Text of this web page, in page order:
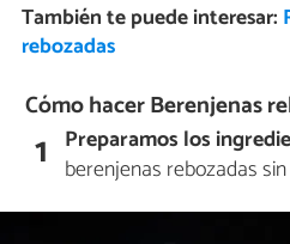
También te puede interesar:
rebozadas
Cómo hacer Berenjenas
1 Preparamos los
berenjenas rebozadas